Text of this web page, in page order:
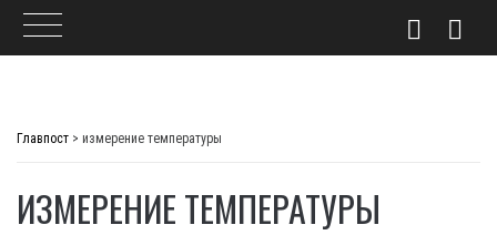
Главпост > измерение температуры
ИЗМЕРЕНИЕ ТЕМПЕРАТУРЫ